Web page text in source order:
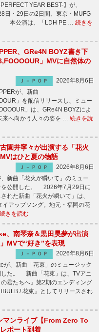
YEAR BEST-】が、
日・29日の2日間、東京・MUFG
本公演は、「LDH PE … 続きを
、GRe4N BOYZ書き下
」MVに自然体の
Ｊ－ＰＯＰ
2026年8月6日
が、新曲
」を配信リリースし、ミュー
」は、GRe4N BOYZによ
来へ向かう人々の姿を … 続きを読
園井寧々が出演する「花火
はひと夏の物語
Ｊ－ＰＯＰ
2026年8月6日
新曲「花火が瞬いて」のミュー
を公開した。 2026年7月29日に
れた新曲「花火が瞬いて」は、
アップソング。地元・福岡の花
続きを読む
、南琴奈＆黒田昊夢が出演
MVで“好き”を表現
Ｊ－ＰＯＰ
2026年8月6日
、新曲「花束」のミュージック
した。 新曲「花束」は、TVアニ
君たちへ』第2期のエンディング
/ 花束』としてリリースされ
マンライブ【From Zero To
ポート到着